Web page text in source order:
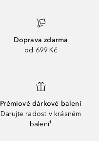
Doprava zdarma
od 699 Kč
Prémiové dárkové balení
Darujte radost v krásném
balení¹